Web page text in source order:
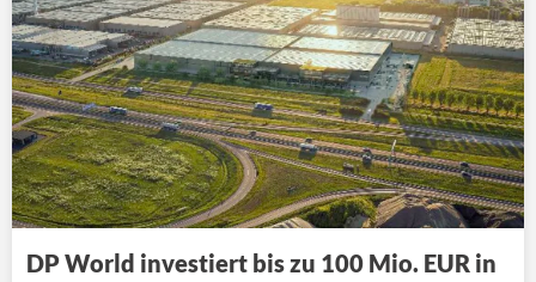
DP World investiert bis zu 100 Mio. EUR in